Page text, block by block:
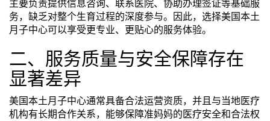
主要负责提供信息咨询、联系医院、协助办理签证等基础服
务，缺乏对整个生育过程的深度参与。因此，选择美国本土
月子中心可以享受更专业、更贴心的服务体验。
二、服务质量与安全保障存在
显著差异
美国本土月子中心通常具备合法运营资质，并且与当地医疗
机构有长期合作关系，能够保障准妈妈的医疗安全和合法权